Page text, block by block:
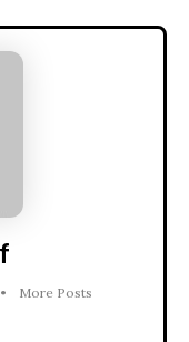
• More Posts